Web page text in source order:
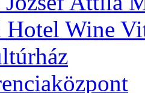
Hotel Wine